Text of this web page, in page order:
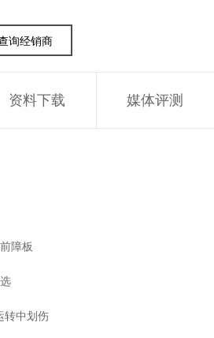
询经销商
资料下载 媒体评测
障板
转中划伤